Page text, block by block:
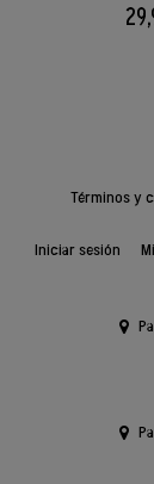
Términos y
Iniciar sesión